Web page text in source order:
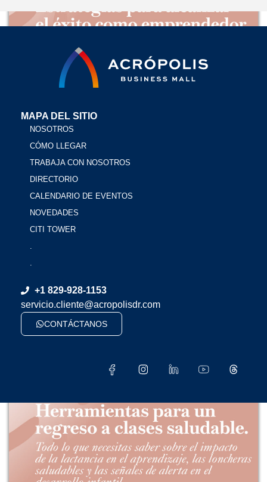
MAPA DEL SITIO
NOSOTROS
CÓMO LLEGAR
TRABAJA CON NOSOTROS
DIRECTORIO
CALENDARIO DE EVENTOS
NOVEDADES
CITI TOWER
.
.
+1 829-928-1153
servicio.cliente@acropolisdr.com
CONTÁCTANOS